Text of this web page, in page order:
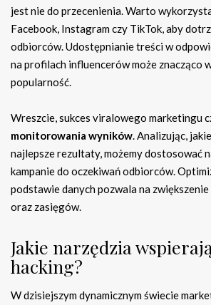
jest nie do przecenienia. Warto
Facebook, Instagram czy TikTok, aby
odbiorców. Udostępnianie treści w
na profilach influencerów może znacząco
popularność.
Wreszcie, sukces viralowego marketingu
monitorowania wyników. Analizując,
najlepsze rezultaty, możemy dostosować
kampanie do oczekiwań odbiorców.
podstawie danych pozwala na
oraz zasięgów.
Jakie narzędzia
hacking?
W dzisiejszym dynamicznym świecie